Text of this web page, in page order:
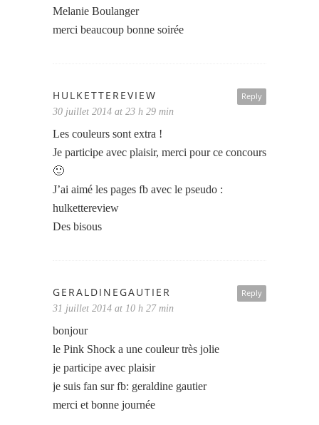
Melanie Boulanger
merci beaucoup bonne soirée
Reply
HULKETTEREVIEW
30 juillet 2014 at 23 h 29 min
Les couleurs sont extra !
Je participe avec plaisir, merci pour ce concours
🙂
J’ai aimé les pages fb avec le pseudo :
hulkettereview
Des bisous
Reply
GERALDINEGAUTIER
31 juillet 2014 at 10 h 27 min
bonjour
le Pink Shock a une couleur très jolie
je participe avec plaisir
je suis fan sur fb: geraldine gautier
merci et bonne journée